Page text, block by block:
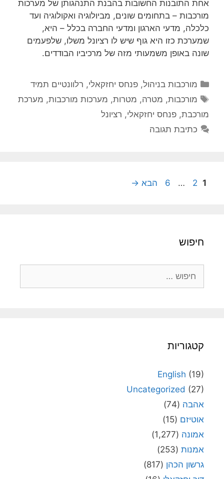
אחת התובנות החשובות בהבנת התנהגותן של מערכות
מורכבות – בתחומים שונים, מביולוגיה ואקולוגיה ועד
כלכלה, מדעי הארגון ומדעי החברה בכלל – היא,
שמערכת כזו היא גוף שיש לו רציונל משלו, שלפעמים
שונה באופן משמעותי מזה של מרכיביו הבודדים.
קטגוריות
מורכבות בניהול,פנחס יחזקאלי, רלוונטיים תמיד
תגיות
מורכבות, מטרה, מטרות, מערכות מורכבות, מערכת
מורכבת, פנחס יחזקאלי, רציונל
כתיבת תגובה
עמוד
1 עמוד
2
… עמוד
6 הבא →
חיפוש
קטגוריות
English (19)
Uncategorized (27)
אהבה (74)
אוטיזם (15)
אמונה (1,277)
אמנות (253)
גרשון הכהן (817)